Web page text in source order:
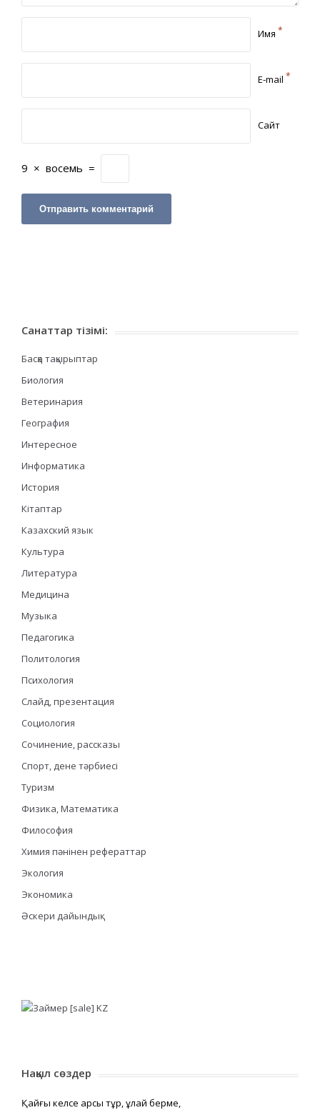
Имя *
E-mail *
Сайт
9 × восемь =
Санаттар тізімі:
Басқа тақырыптар
Биология
Ветеринария
География
Интересное
Информатика
История
Кітаптар
Казахский язык
Культура
Литература
Медицина
Музыка
Педагогика
Политология
Психология
Слайд, презентация
Социология
Сочинение, рассказы
Спорт, дене тәрбиесі
Туризм
Физика, Математика
Философия
Химия пәнінен рефераттар
Экология
Экономика
Әскери дайындық
Нақыл сөздер
Қайғы келсе қарсы тұр, құлай берме,